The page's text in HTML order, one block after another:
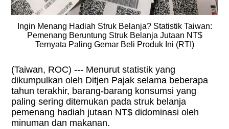
Ingin Menang Hadiah Struk Belanja? Statistik Taiwan:
Pemenang Beruntung Struk Belanja Jutaan NT$
Ternyata Paling Gemar Beli Produk Ini (RTI)
(Taiwan, ROC) --- Menurut statistik yang
dikumpulkan oleh Ditjen Pajak selama beberapa
tahun terakhir, barang-barang konsumsi yang
paling sering ditemukan pada struk belanja
pemenang hadiah jutaan NT$ didominasi oleh
minuman dan makanan.